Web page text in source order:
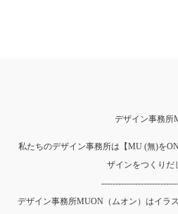
デザイン事務所
私たちのデザイン事務所は【MU (無)を
ザインをつくりだ
デザイン事務所MUON（ムオン）はイラ